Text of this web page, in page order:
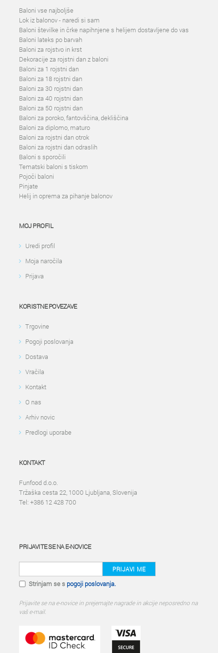
Baloni vse najboljše
Lok iz balonov - naredi si sam
Baloni številke in črke napihnjene s helijem dostavljene do vas
Baloni lateks po barvah
Baloni za rojstvo in krst
Dekoracije za rojstni dan z baloni
Baloni za 1 rojstni dan
Baloni za 18 rojstni dan
Baloni za 30 rojstni dan
Baloni za 40 rojstni dan
Baloni za 50 rojstni dan
Baloni za poroko, fantovščina, dekliščina
Baloni za diplomo, maturo
Baloni za rojstni dan otrok
Baloni za rojstni dan odraslih
Baloni s sporočili
Tematski baloni s tiskom
Pojoči baloni
Pinjate
Helij in oprema za pihanje balonov
MOJ PROFIL
Uredi profil
Moja naročila
Prijava
KORISTNE POVEZAVE
Trgovine
Pogoji poslovanja
Dostava
Vračila
Kontakt
O nas
Arhiv novic
Predlogi uporabe
KONTAKT
Funfood d.o.o.
Tržaška cesta 22, 1000 Ljubljana, Slovenija
Tel: +386 12 428 700
PRIJAVITE SE NA E-NOVICE
PRIJAVI ME
Strinjam se s pogoji poslovanja.
Prijavite se na e-novice in prejemajte nagrade in akcije neposredno na
vaš e-mail.